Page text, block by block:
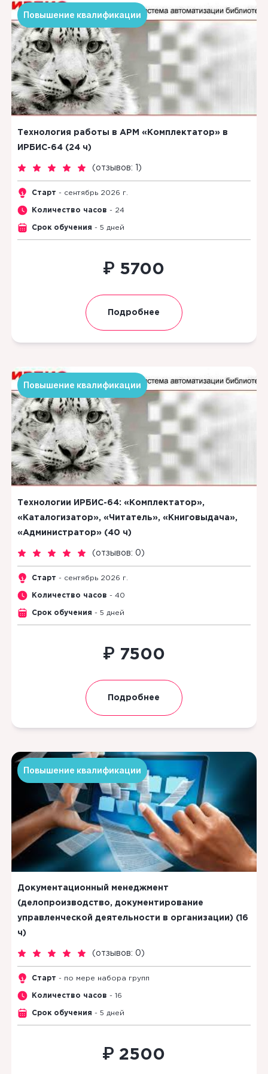
Повышение квалификации
Технология работы в АРМ «Комплектатор» в
ИРБИС-64 (24 ч)
( отзывов: 1 )
Старт - сентябрь 2026 г.
Количество часов - 24
Срок обучения - 5 дней
₽ 5700
Подробнее
Повышение квалификации
Технологии ИРБИС-64: «Комплектатор»,
«Каталогизатор», «Читатель», «Книговыдача»,
«Администратор» (40 ч)
( отзывов: 0 )
Старт - сентябрь 2026 г.
Количество часов - 40
Срок обучения - 5 дней
₽ 7500
Подробнее
Повышение квалификации
Документационный менеджмент
(делопроизводство, документирование
управленческой деятельности в организации) (16
ч)
( отзывов: 0 )
Старт - по мере набора групп
Количество часов - 16
Срок обучения - 5 дней
₽ 2500